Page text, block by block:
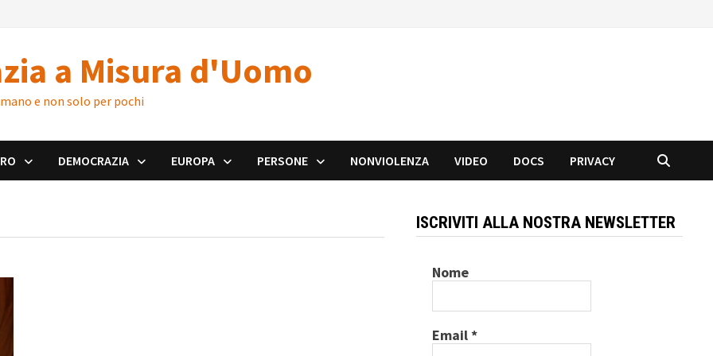
a Misura d'Uomo
e non solo per pochi
DEMOCRAZIA EUROPA PERSONE NONVIOLENZA VIDEO DOCS PRIVACY
ISCRIVITI ALLA NOSTRA NEWSLETTER
Nome
Email*